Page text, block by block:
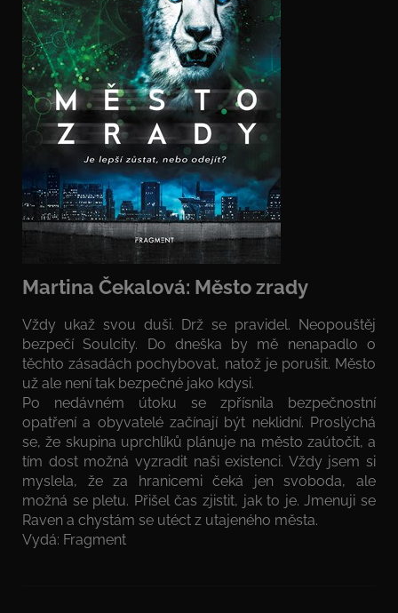
Martina Čekalová: Město zrady
Vždy ukaž svou duši. Drž se pravidel. Neopouštěj
bezpečí Soulcity. Do dneška by mě nenapadlo o
těchto zásadách pochybovat, natož je porušit. Město
už ale není tak bezpečné jako kdysi.
Po nedávném útoku se zpřísnila bezpečnostní
opatření a obyvatelé začínají být neklidní. Proslýchá
se, že skupina uprchlíků plánuje na město zaútočit, a
tím dost možná vyzradit naši existenci. Vždy jsem si
myslela, že za hranicemi čeká jen svoboda, ale
možná se pletu. Přišel čas zjistit, jak to je. Jmenuji se
Raven a chystám se utéct z utajeného města.
Vydá: Fragment